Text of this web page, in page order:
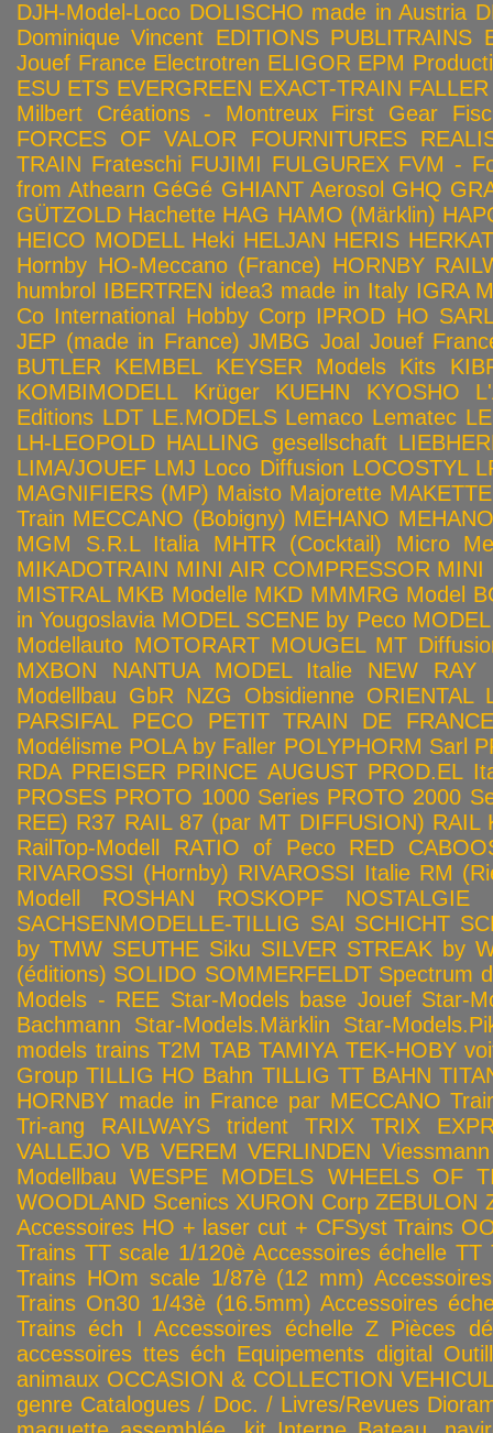
DJH-Model-Loco DOLISCHO made in Austria
Dominique Vincent EDITIONS PUBLITRAINS
Jouef France Electrotren ELIGOR EPM
ESU ETS EVERGREEN EXACT-TRAIN FALLER
Milbert Créations - Montreux First Gear
FORCES OF VALOR
FOURNITURES
TRAIN Frateschi FUJIMI FULGUREX FVM -
from Athearn GéGé GHIANT Aerosol GHQ
GÜTZOLD Hachette HAG HAMO (Märklin)
HEICO MODELL Heki HELJAN HERIS HERKAT
Hornby HO-Meccano (France) HORNBY
humbrol IBERTREN idea3 made in Italy IGRA
Co International Hobby Corp IPROD HO
JEP (made in France) JMBG Joal Jouef
BUTLER
KEMBEL KEYSER Models Kits
KOMBIMODELL
Krüger KUEHN KYOSHO
Editions LDT LE.MODELS Lemaco Lematec
LH-LEOPOLD HALLING gesellschaft
LIMA/JOUEF LMJ Loco Diffusion LOCOSTYL
MAGNIFIERS (MP) Maisto Majorette MAKETTE
Train MECCANO (Bobigny) MEHANO
MGM S.R.L Italia
MHTR (Cocktail)
Micro
MIKADOTRAIN MINI AIR COMPRESSOR MINI
MISTRAL MKB Modelle MKD MMMRG Model
in Yougoslavia MODEL SCENE by Peco
Modellauto MOTORART MOUGEL MT
MXBON
NANTUA MODEL Italie NEW RAY
Modellbau GbR NZG Obsidienne ORIENTAL
PARSIFAL
PECO
PETIT TRAIN DE FRANCE
Modélisme POLA by Faller POLYPHORM Sarl
RDA PREISER PRINCE AUGUST PROD.EL
PROSES PROTO 1000 Series PROTO 2000
REE) R37 RAIL 87 (par MT DIFFUSION) RAIL
RailTop-Modell
RATIO of Peco
RED
RIVAROSSI (Hornby) RIVAROSSI Italie RM
Modell
ROSHAN ROSKOPF NOSTALGIE
SACHSENMODELLE-TILLIG SAI SCHICHT
by TMW SEUTHE Siku SILVER STREAK by
(éditions) SOLIDO SOMMERFELDT Spectrum
Models - REE Star-Models base Jouef Star-
Bachmann
Star-Models.Märklin
Star-
models trains T2M TAB TAMIYA TEK-HOBY
Group TILLIG HO Bahn TILLIG TT BAHN
HORNBY made in France par MECCANO
Tri-ang RAILWAYS
trident TRIX
TRIX
VALLEJO VB VEREM VERLINDEN Viessmann
Modellbau WESPE MODELS WHEELS OF
WOODLAND Scenics XURON Corp ZEBULON
Accessoires HO + laser cut + CFSyst Trains
Trains TT scale 1/120è Accessoires échelle TT
Trains HOm scale 1/87è (12 mm)
Trains On30 1/43è (16.5mm) Accessoires
Trains éch I Accessoires échelle Z Pièces
accessoires ttes éch Equipements digital
animaux OCCASION & COLLECTION
genre Catalogues / Doc. / Livres/Revues